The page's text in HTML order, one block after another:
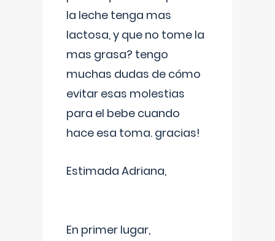
la leche tenga mas
lactosa, y que no tome la
mas grasa? tengo
muchas dudas de cómo
evitar esas molestias
para el bebe cuando
hace esa toma. gracias!
Estimada Adriana,
En primer lugar,